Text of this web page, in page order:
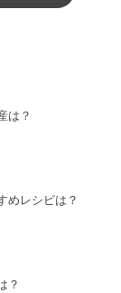
は？
めレシピは？
？